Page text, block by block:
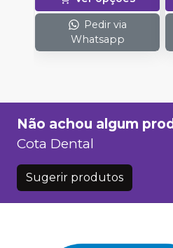
Pedir via
Whatsapp
Não achou algum
Cota Dental
Sugerir produtos